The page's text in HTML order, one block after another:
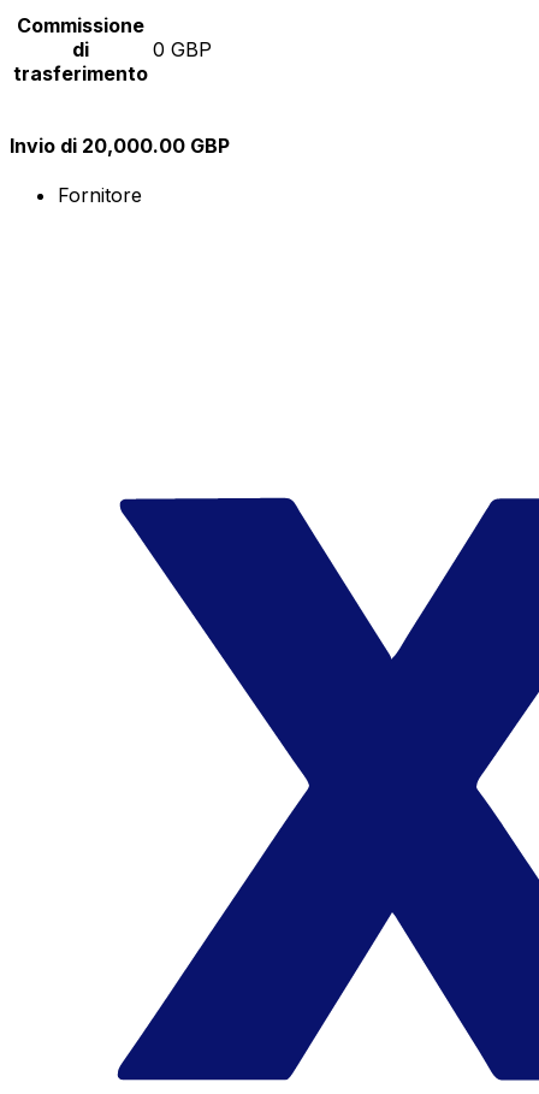
Commissione
di
trasferimento
0 GBP
Invio di 20,000.00 GBP
Fornitore